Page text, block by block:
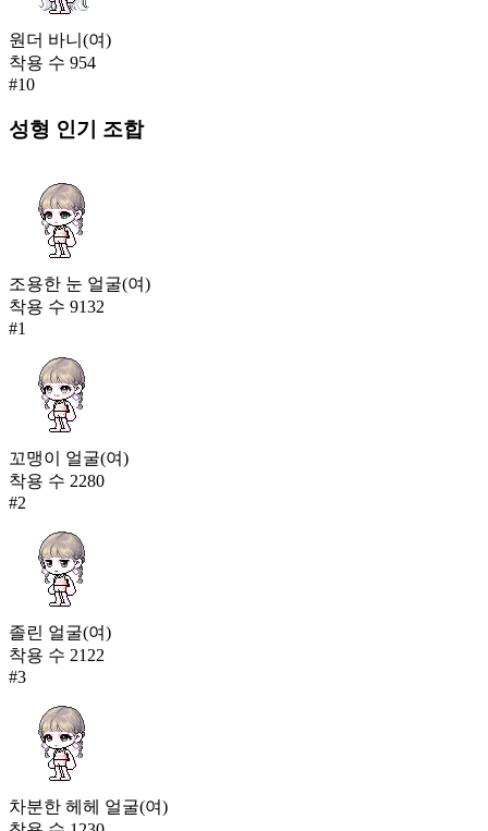
원더 바니(여)
착용 수 954
#10
성형 인기 조합
조용한 눈 얼굴(여)
착용 수 9132
#1
꼬맹이 얼굴(여)
착용 수 2280
#2
졸린 얼굴(여)
착용 수 2122
#3
차분한 헤헤 얼굴(여)